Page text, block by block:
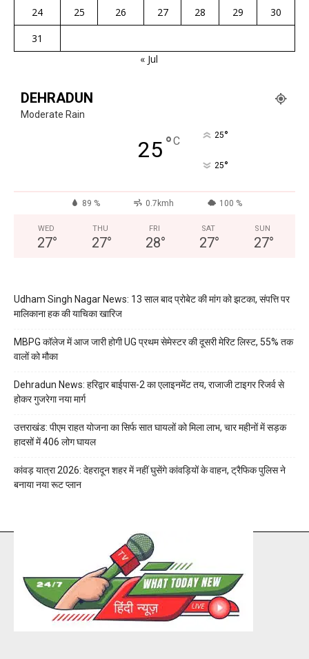
24 25 26 27 28 29
30
31
« Jul
DEHRADUN
Moderate Rain
25°C 25°
25°
89 % 0.7kmh 100 %
WED
27°
THU
27°
FRI
28°
SAT
27°
SUN
27°
Udham Singh Nagar News: 13 साल बाद प्रोबेट की मांग को झटका, संपत्ति पर
मालिकाना हक की याचिका खारिज
MBPG कॉलेज में आज जारी होगी UG प्रथम सेमेस्टर की दूसरी मेरिट लिस्ट, 55% तक
वालों को मौका
Dehradun News: हरिद्वार बाईपास-2 का एलाइनमेंट तय, राजाजी टाइगर रिजर्व से
होकर गुजरेगा नया मार्ग
उत्तराखंड: पीएम राहत योजना का सिर्फ सात घायलों को मिला लाभ, चार महीनों में सड़क
हादसों में 406 लोग घायल
कांवड़ यात्रा 2026: देहरादून शहर में नहीं घुसेंगे कांवड़ियों के वाहन, ट्रैफिक पुलिस ने
बनाया नया रूट प्लान